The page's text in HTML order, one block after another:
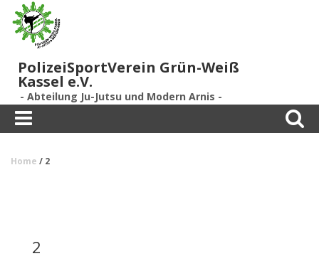
PolizeiSportVerein Grün-Weiß
Kassel e.V.
- Abteilung Ju-Jutsu und Modern Arnis -
Toggle
search
Toggle
navigation
Home / 2
2